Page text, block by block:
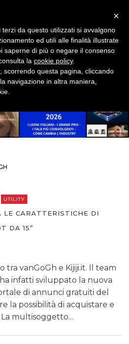
UTILITY
LE CARATTERISTICHE DI
DA 15”
tra vanGoGh e Kijiji.it. Il team
infatti sviluppato la nuova
di annunci gratuiti del
la possibilità di acquistare e
multisoggetto…
×
da questo utilizzati si avvalgono
ed utili alle finalità illustrate
saperne di più o negare il consenso
la cookie policy.
scorrendo questa pagina, cliccando
navigazione in altra maniera,